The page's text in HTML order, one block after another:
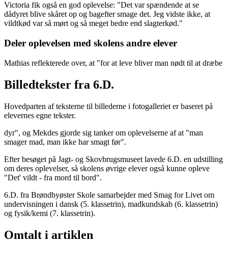
Victoria fik også en god oplevelse: "Det var spændende at se
dådyret blive skåret op og bagefter smage det. Jeg vidste ikke, at
vildtkød var så mørt og så meget bedre end slagterkød."
Deler oplevelsen med skolens andre elever
Mathias reflekterede over, at "for at leve bliver man nødt til at dræbe
Billedtekster fra 6.D.
Hovedparten af teksterne til billederne i fotogalleriet er baseret på
elevernes egne tekster.
dyr", og Mekdes gjorde sig tanker om oplevelserne af at "man
smager mad, man ikke har smagt før".
Efter besøget på Jagt- og Skovbrugsmuseet lavede 6.D. en udstilling
om deres oplevelser, så skolens øvrige elever også kunne opleve
"Det' vildt - fra mord til bord".
6.D. fra Brøndbyøster Skole samarbejder med Smag for Livet om
undervisningen i dansk (5. klassetrin), madkundskab (6. klassetrin)
og fysik/kemi (7. klassetrin).
Omtalt i artiklen